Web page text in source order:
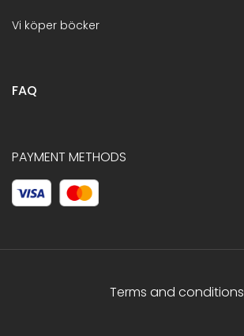
Vi köper böcker
FAQ
PAYMENT METHODS
Terms and conditions